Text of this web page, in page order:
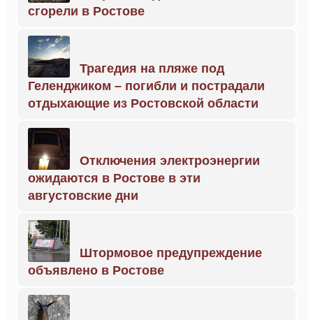
сгорели в Ростове
Трагедия на пляже под
Геленджиком – погибли и пострадали
отдыхающие из Ростовской области
Отключения электроэнергии
ожидаются в Ростове в эти
августовские дни
Штормовое предупреждение
объявлено в Ростове